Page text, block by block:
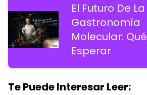
El Futuro De La
Gastronomía
Molecular: Qué
Esperar
Te Puede Interesar Leer: